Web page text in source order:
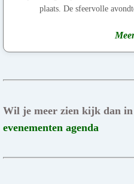
plaats. De sfeervolle
Wil je meer zien kijk dan
evenementen agenda